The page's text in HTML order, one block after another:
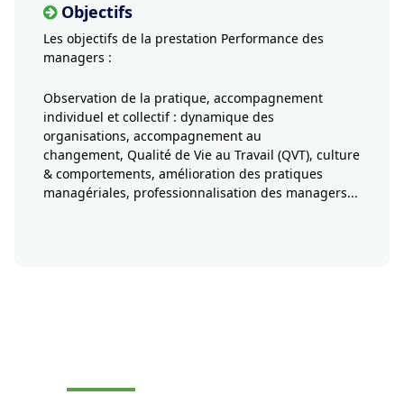
Objectifs
Les objectifs de la prestation Performance des
managers :
Observation de la pratique, accompagnement
individuel et collectif : dynamique des
organisations, accompagnement au
changement, Qualité de Vie au Travail (QVT), culture
& comportements, amélioration des pratiques
managériales, professionnalisation des managers...